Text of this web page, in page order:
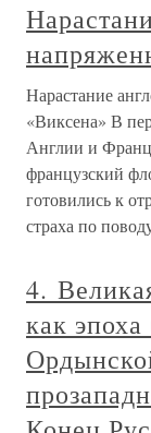
Нарастание
«Виксена» В
Англии и
французский
готовились к
страха по
4.
как